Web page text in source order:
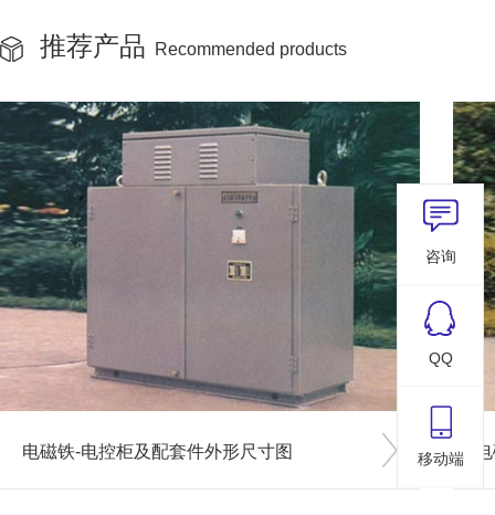
推荐产品 Recommended products
电磁铁-电控柜及配套件外形尺寸图
咨询
QQ
移动端